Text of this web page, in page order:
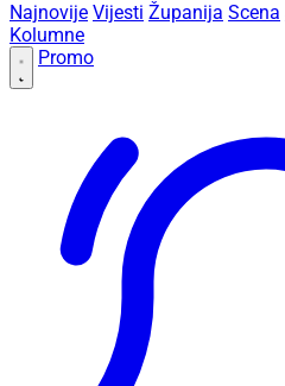
Najnovije Vijesti Županija Scena
Kolumne
Promo